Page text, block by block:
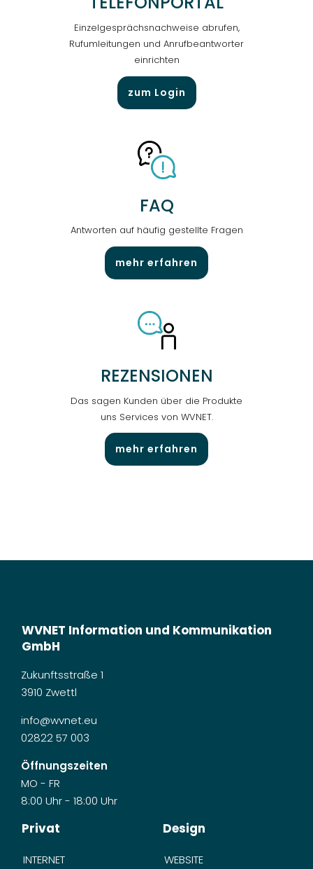
Einzel­gesprächs­nachweise abrufen,
Ruf­um­leitungen und Anruf­beantworter
einrichten
zum Login
FAQ
Antworten auf häufig gestellte Fragen
mehr erfahren
REZENSIONEN
Das sagen Kunden über die Produkte
uns Services von WVNET.
mehr erfahren
WVNET Information und Kommunikation
GmbH
Zukunftsstraße 1
3910 Zwettl
info@wvnet.eu
02822 57 003
Öffnungszeiten
MO - FR
8:00 Uhr - 18:00 Uhr
Privat
INTERNET
Design
WEBSITE